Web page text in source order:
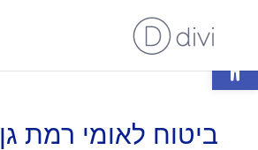
ביטוח לאומי רמת גן
פתח סרגל נגישות